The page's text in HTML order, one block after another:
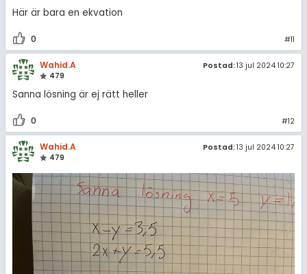
Här är bara en ekvation
0 #11
Wahid.A
479
Postad:13 jul 2024 10:27
Sanna lösning är ej rätt heller
0 #12
Wahid.A
479
Postad:13 jul 2024 10:27